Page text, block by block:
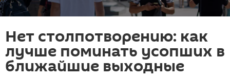
Нет столпотворению: как
лучше поминать усопших в
ближайшие выходные